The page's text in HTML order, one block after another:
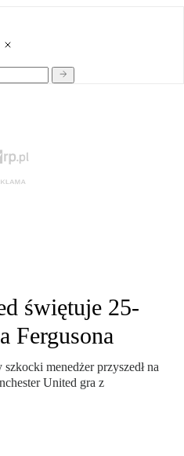
świętuje 25-
Fergusona
menedżer przyszedł na
United gra z